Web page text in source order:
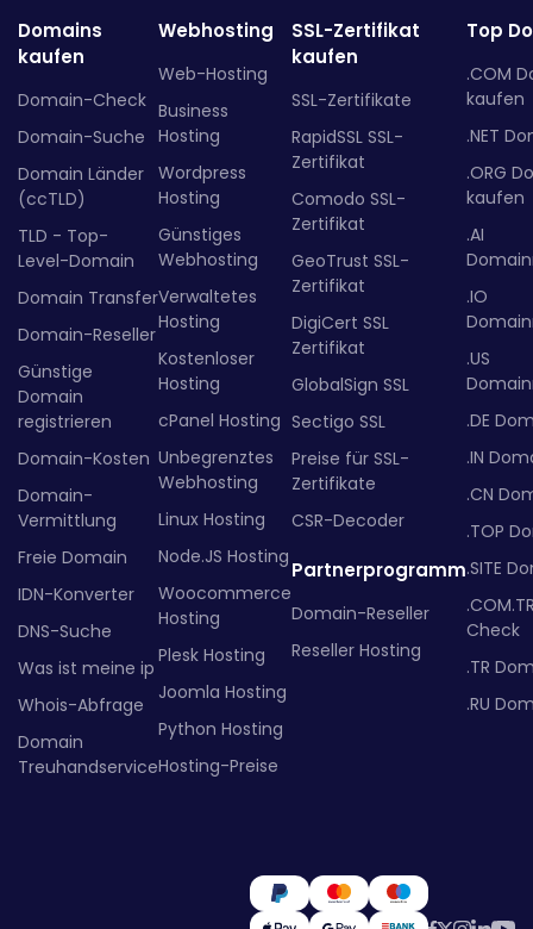
Domains
kaufen
Domain-Check
Domain-Suche
Domain Länder
(ccTLD)
TLD - Top-
Level-Domain
Domain Transfer
Domain-Reseller
Günstige
Domain
registrieren
Domain-Kosten
Domain-
Vermittlung
Freie Domain
IDN-Konverter
DNS-Suche
Was ist meine ip
Whois-Abfrage
Domain
Treuhandservice
Webhosting
Web-Hosting
Business
Hosting
Wordpress
Hosting
Günstiges
Webhosting
Verwaltetes
Hosting
Kostenloser
Hosting
cPanel Hosting
Unbegrenztes
Webhosting
Linux Hosting
Node.JS Hosting
Woocommerce
Hosting
Plesk Hosting
Joomla Hosting
Python Hosting
Hosting-Preise
SSL-Zertifikat
kaufen
SSL-Zertifikate
RapidSSL SSL-
Zertifikat
Comodo SSL-
Zertifikat
GeoTrust SSL-
Zertifikat
DigiCert SSL
Zertifikat
GlobalSign SSL
Sectigo SSL
Preise für SSL-
Zertifikate
CSR-Decoder
Partnerprogramm
Domain-Reseller
Reseller Hosting
Top
.COM
kaufen
.NET
.ORG
kaufen
.AI
.IO
.US
.DE
.IN
.CN
.TOP
.SITE
Check
.TR
.RU